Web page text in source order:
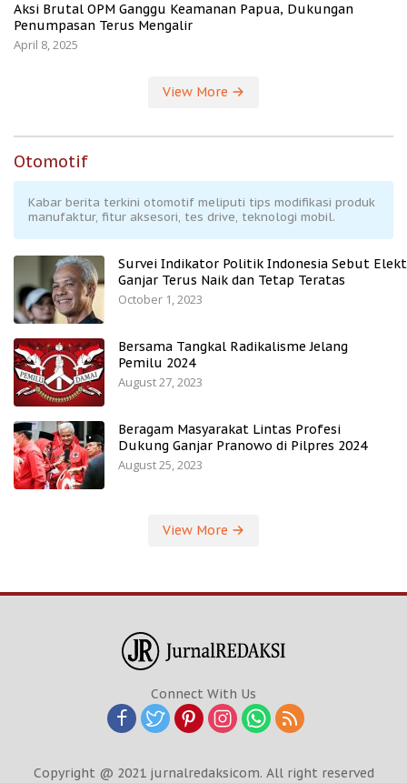
Aksi Brutal OPM Ganggu Keamanan Papua, Dukungan
Penumpasan Terus Mengalir
April 8, 2025
View More
Otomotif
Kabar berita terkini otomotif meliputi tips modifikasi produk
manufaktur, fitur aksesori, tes drive, teknologi mobil.
Survei Indikator Politik Indonesia Sebut
Ganjar Terus Naik dan Tetap Teratas
October 1, 2023
Bersama Tangkal Radikalisme Jelang
Pemilu 2024
August 27, 2023
Beragam Masyarakat Lintas Profesi
Dukung Ganjar Pranowo di Pilpres 2024
August 25, 2023
View More
Connect With Us
Copyright @ 2021 jurnalredaksicom. All right reserved